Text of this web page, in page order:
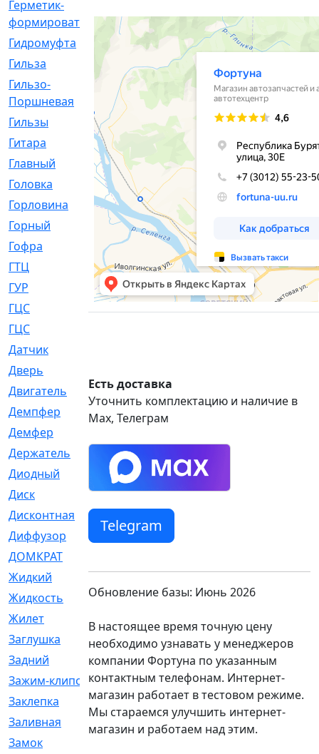
Герметик-
формирователь
Гидромуфта
[47]
Гильза
[56]
Гильзо-
Поршневая
[13]
Гильзы
[259]
Гитара
Главный
[29]
Головка
[28]
Горловина
[14]
Горный
[1]
Гофра
ГТЦ
[96]
ГУР
[34]
ГЦC
[6]
ГЦС
Датчик
Дверь
Двигатель
[64]
Демпфер
[2]
Демфер
Держатель
[5]
Диодный
[3]
Диск
[418]
Дисконтная
Диффузор
[1]
ДОМКРАТ
Жидкий
[5]
Жидкость
[80]
Жилет
Заглушка
[21]
Задний
[528]
Зажим-клипса
[1]
Заклепка
[1]
Заливная
Замок
Есть доставка
Уточнить комплектацию и наличие в
Max, Телеграм
Telegram
Обновление базы: Июнь 2026
В настоящее время точную цену
необходимо узнавать у менеджеров
компании Фортуна по указанным
контактным телефонам. Интернет-
магазин работает в тестовом режиме.
Мы стараемся улучшить интернет-
магазин и работаем над этим.